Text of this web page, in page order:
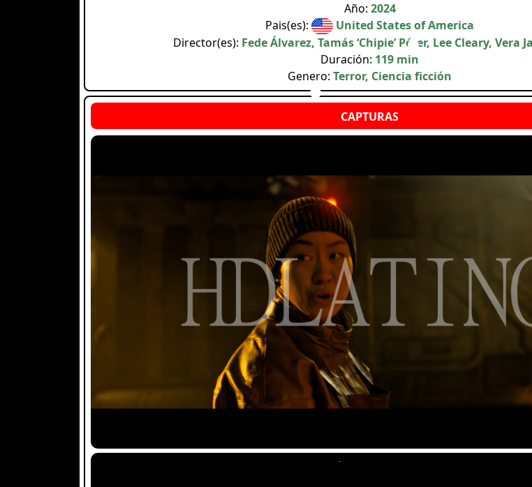
Año: 2024
Pais(es):
United States of America
Director(es): Fede Álvarez, Tamás ‘Chipie’ Péter, Lee Cleary, Vera
Duración: 119 min
Genero: Terror, Ciencia ficción